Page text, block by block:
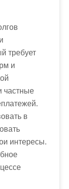
требует
и
частные
в
интересы.